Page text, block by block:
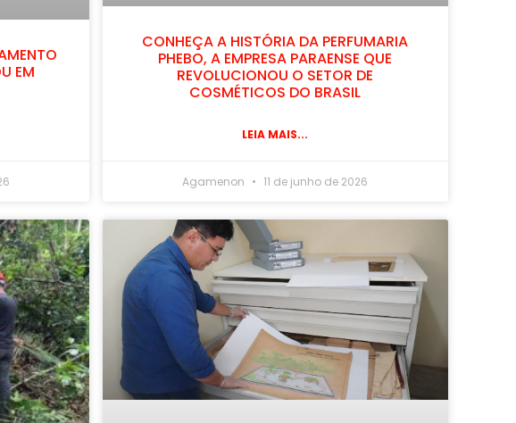
EM
CONHEÇA A HISTÓRIA DA PERFUMARIA
PHEBO, A EMPRESA PARAENSE QUE
REVOLUCIONOU O SETOR DE
COSMÉTICOS DO BRASIL
LEIA MAIS...
Agamenon 11 de junho de 2026